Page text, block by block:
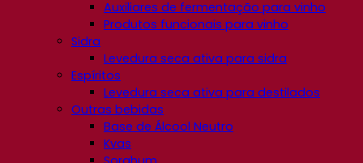
Auxiliares de fermentação para vinho
Produtos funcionais para vinho
Sidra
Levedura seca ativa para sidra
Espíritos
Levedura seca ativa para destilados
Outras bebidas
Base de Álcool Neutro
Kvas